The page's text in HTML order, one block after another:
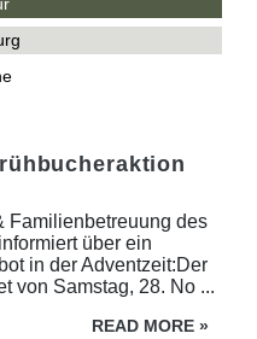
Familienbetreuung des
über ein
in der Adventzeit:Der
von Samstag, 28. No ...
READ MORE »